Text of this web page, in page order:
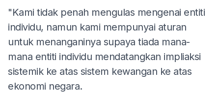
"Kami tidak penah mengulas mengenai entiti
individu, namun kami mempunyai aturan
untuk menanganinya supaya tiada mana-
mana entiti individu mendatangkan impliaksi
sistemik ke atas sistem kewangan ke atas
ekonomi negara.